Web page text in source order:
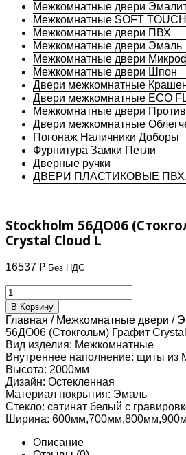
Межкомнатные двери
Межкомнатные SOFT TOUCH
Межкомнатные двери ПВХ
Межкомнатные двери Эмаль
Межкомнатные двери
Межкомнатные двери Шпон
Двери межкомнатные
Двери межкомнатные ECO
Межкомнатные двери
Двери межкомнатные
Погонаж Наличники Доборы
Фурнитура Замки Петли
Дверные ручки
ДВЕРИ ПЛАСТИКОВЫЕ
Stockholm 56ДО06
Crystal Cloud L
16537 ₽ Без НДС
Количество
товара
Stockholm
56ДО06
(Стокгольм)
Графит
Crystal
Cloud
L
В Корзину
Главная / Межкомнатные двери /
56ДО06 (Стокгольм) Графит
Вид изделия: Межкомнатные
Внутреннее наполнение: щиты из
Высота: 2000мм
Дизайн: Остекленная
Материал покрытия: Эмаль
Стекло: сатинат белый с
Ширина:
Описание